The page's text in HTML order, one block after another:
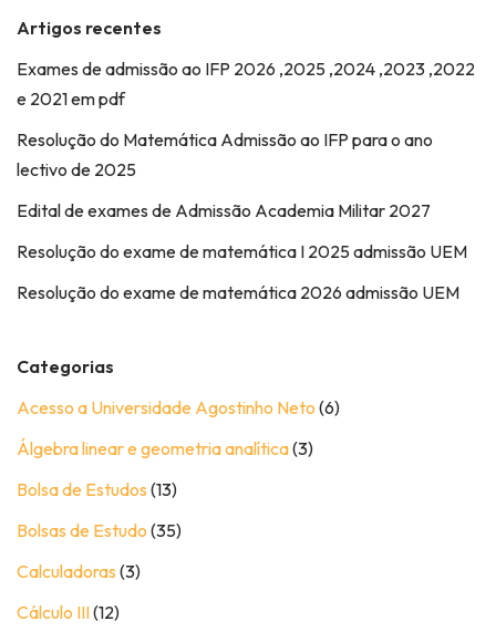
Artigos recentes
Exames de admissão ao IFP 2026 ,2025 ,2024 ,2023 ,2022
e 2021 em pdf
Resolução do Matemática Admissão ao IFP para o ano
lectivo de 2025
Edital de exames de Admissão Academia Militar 2027
Resolução do exame de matemática I 2025 admissão UEM
Resolução do exame de matemática 2026 admissão UEM
Categorias
Acesso a Universidade Agostinho Neto (6)
Álgebra linear e geometria analítica(3)
Bolsa de Estudos (13)
Bolsas de Estudo (35)
Calculadoras (3)
Cálculo III(12)